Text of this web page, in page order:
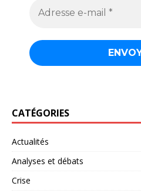
CATÉGORIES
Actualités
Analyses et débats
Crise